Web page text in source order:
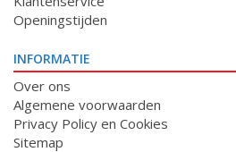
Openingstijden
INFORMATIE
Over ons
Algemene voorwaarden
Privacy Policy en Cookies
Sitemap